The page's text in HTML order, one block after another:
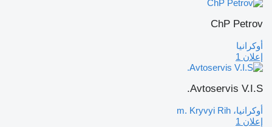
ChP Petrov
أوكرانيا
إعلان 1
Avtoservis V.I.S.
أوكرانيا، m. Kryvyi Rih
إعلان 1